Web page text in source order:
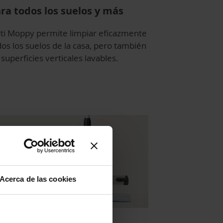
Acerca de las cookies
todos los suelos y más
Moppy permite limpiar eficazmente
los suelos de la casa, pero también
superficies verticales lavables.